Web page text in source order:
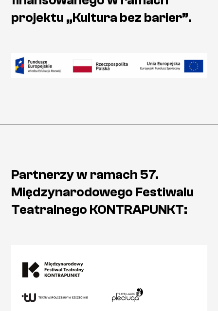
projektu „Kultura bez barier”.
Partnerzy w ramach 57.
Międzynarodowego Festiwalu
Teatralnego KONTRAPUNKT: